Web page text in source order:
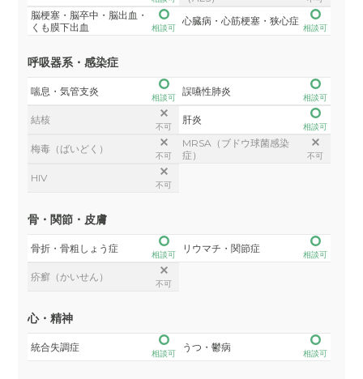
脳梗塞・脳卒中・脳出血・
くも膜下出血
相談可
心臓病・心筋梗塞・狭心症
相談可
呼吸器系・感染症
喘息・気管支炎
相談可
誤嚥性肺炎
相談可
結核
不可
肝炎
相談可
梅毒（ばいどく）
不可
MRSA（ブドウ球菌感染
症）
不可
HIV
不可
骨・関節・皮膚
骨折・骨粗しょう症
相談可
リウマチ・関節症
相談可
疥癬（かいせん）
不可
心・精神
統合失調症
相談可
うつ・鬱病
相談可